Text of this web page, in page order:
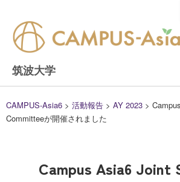
content
筑波大学
CAMPUS-Asia6 > 活動報告 > AY 2023 >
Committeeが開催されました
Campus Asia6 Joint